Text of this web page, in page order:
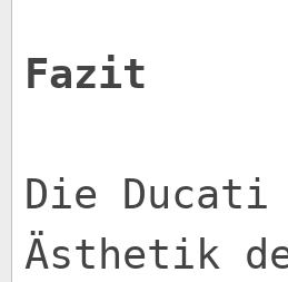
Fazit
Die
Ästhetik